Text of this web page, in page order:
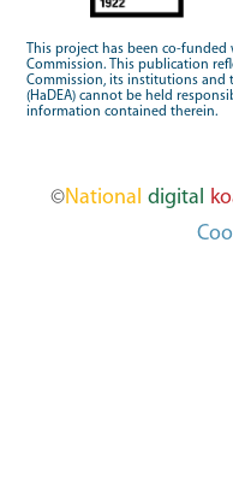
This project has been co-
Commission. This publication
Commission, its institutions and
(HaDEA) cannot be held
information contained therein.
©National digital